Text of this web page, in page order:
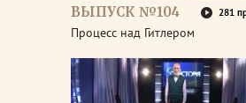
ВЫПУСК №104 281
Процесс над Гитлером